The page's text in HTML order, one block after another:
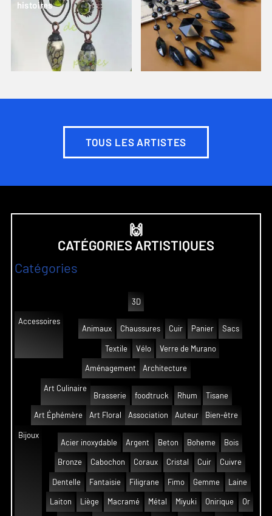
histoires
TOUS LES ARTISTES
🙌
CATÉGORIES ARTISTIQUES
Catégories
3D
Accessoires
Animaux
Chaussures Cuir Panier Sacs
Textile Vélo Verre de Murano
Aménagement Architecture
Art Culinaire
Brasserie
foodtruck Rhum Tisane
Art Éphémère Art Floral Association Auteur Bien-être
Bijoux
Acier inoxydable
Argent Beton Boheme Bois
Bronze Cabochon Coraux Cristal Cuir Cuivre
Dentelle Fantaisie Filigrane Fimo Gemme Laine
Laiton Liège Macramé Métal Miyuki Onirique Or